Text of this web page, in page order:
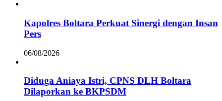
Kapolres Boltara Perkuat Sinergi dengan Insan
Pers
06/08/2026
Diduga Aniaya Istri, CPNS DLH Boltara
Dilaporkan ke BKPSDM